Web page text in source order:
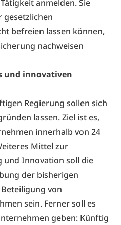
anmelden. Sie
gesetzlichen
befreien lassen können,
nachweisen
und innovativen
Regierung sollen sich
lassen. Ziel ist es,
innerhalb von 24
Mittel zur
und Innovation soll die
der bisherigen
von
sein. Ferner soll es
geben: Künftig